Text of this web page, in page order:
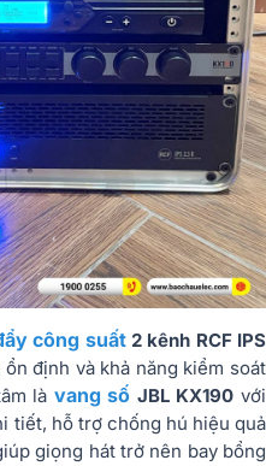
công suất2 kênh RCF IPS
định và khả năng kiểm soát
là vang số JBL KX190 với
tiết, hỗ trợ chống hú hiệu quả
giọng hát trở nên bay bổng